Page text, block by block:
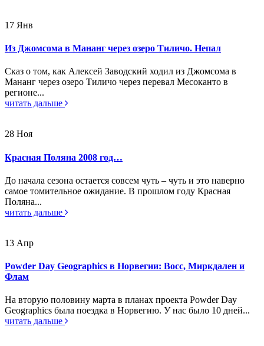
17 Янв
Из Джомсома в Мананг через озеро Тиличо. Непал
Сказ о том, как Алексей Заводский ходил из Джомсома в
Мананг через озеро Тиличо через перевал Месоканто в
регионе...
читать дальше
28 Ноя
Красная Поляна 2008 год…
До начала сезона остается совсем чуть – чуть и это наверно
самое томительное ожидание. В прошлом году Красная
Поляна...
читать дальше
13 Апр
Powder Day Geographics в Норвегии: Восс, Миркдален и
Флам
На вторую половину марта в планах проекта Powder Day
Geographics была поездка в Норвегию. У нас было 10 дней...
читать дальше